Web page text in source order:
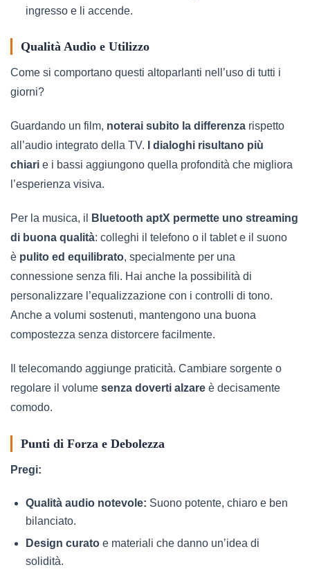
ingresso e li accende.
Qualità Audio e Utilizzo
Come si comportano questi altoparlanti nell’uso di tutti i
giorni?
Guardando un film, noterai subito la differenza rispetto
all’audio integrato della TV.
I dialoghi risultano più
chiari e i bassi aggiungono quella profondità che migliora
l’esperienza visiva.
Per la musica, il
Bluetooth aptX permette uno streaming
di buona qualità: colleghi il telefono o il tablet e il suono
è pulito ed equilibrato, specialmente per una
connessione senza fili. Hai anche la possibilità di
personalizzare l’equalizzazione con i controlli di tono.
Anche a volumi sostenuti, mantengono una buona
compostezza senza distorcere facilmente.
Il telecomando aggiunge praticità. Cambiare sorgente o
regolare il volume senza doverti alzare è decisamente
comodo.
Punti di Forza e Debolezza
Pregi:
Qualità audio notevole: Suono potente, chiaro e ben
bilanciato.
Design curato e materiali che danno un’idea di
solidità.